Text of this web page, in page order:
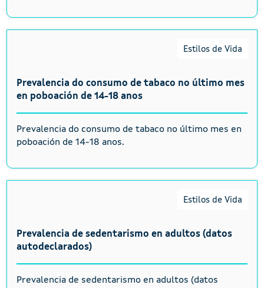
Estilos de Vida
Prevalencia do consumo de tabaco no último mes
en poboación de 14-18 anos
Prevalencia do consumo de tabaco no último mes en
poboación de 14-18 anos.
Estilos de Vida
Prevalencia de sedentarismo en adultos (datos
autodeclarados)
Prevalencia de sedentarismo en adultos (datos